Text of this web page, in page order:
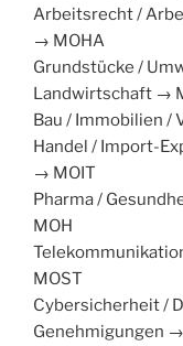
Arbeitsrecht /
→ MOHA
Grundstücke /
Landwirtschaft →
Bau / Immobilien
Handel / Import-
→ MOIT
Pharma /
MOH
MOST
Cybersicherheit /
Genehmigungen